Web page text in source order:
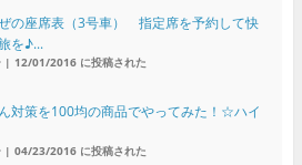
の座席表（3号車） 指定席を予約して快
を♪...
| 12/01/2016 に投稿された
対策を100均の商品でやってみた！☆ハイ
| 04/23/2016 に投稿された